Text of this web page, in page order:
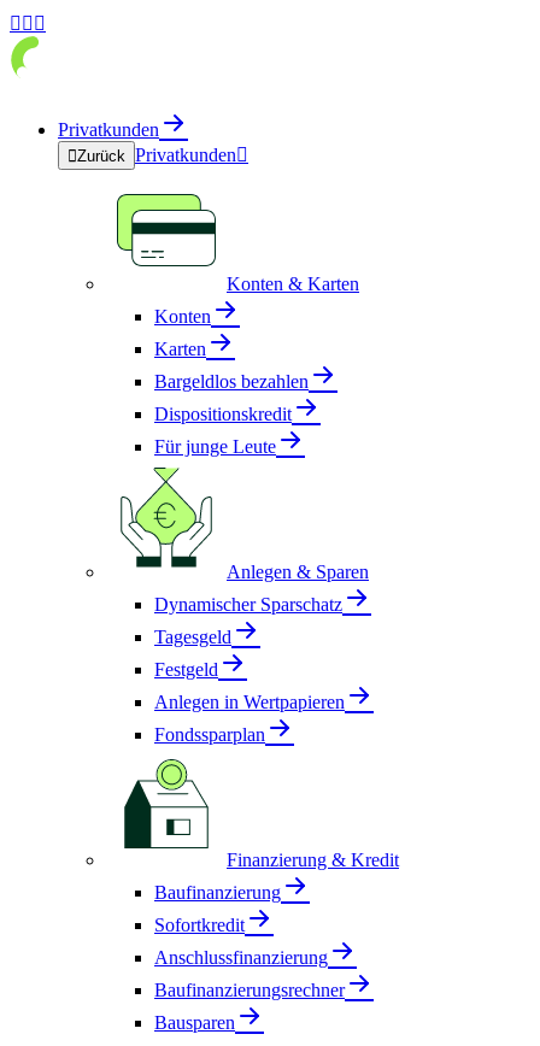
  
Privatkunden
Zurück Privatkunden
Konten & Karten
Konten
Karten
Bargeldlos bezahlen
Dispositionskredit
Für junge Leute
Anlegen & Sparen
Dynamischer Sparschatz
Tagesgeld
Festgeld
Anlegen in Wertpapieren
Fondssparplan
Finanzierung & Kredit
Baufinanzierung
Sofortkredit
Anschlussfinanzierung
Baufinanzierungsrechner
Bausparen